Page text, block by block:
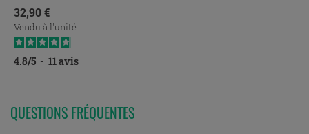
QUESTIONS FRÉQUENTES
pour votre bébé.
Prix
32,90 €
Vendu à l'unité
4.8/5 - 11avis